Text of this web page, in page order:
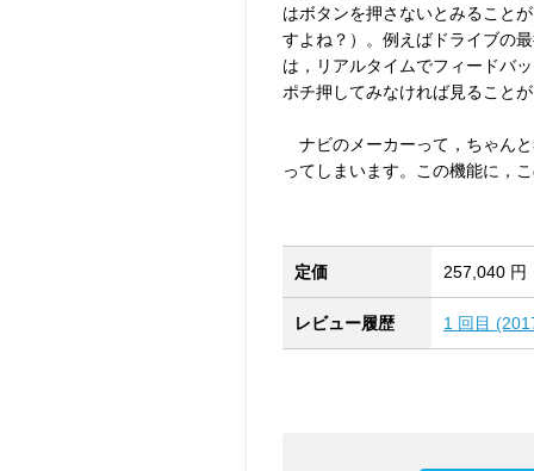
はボタンを押さないとみること
すよね？）。例えばドライブの
は，リアルタイムでフィードバ
ポチ押してみなければ見ること
ナビのメーカーって，ちゃん
ってしまいます。この機能に，
定価 257,040 円
レビュー履歴 1 回目